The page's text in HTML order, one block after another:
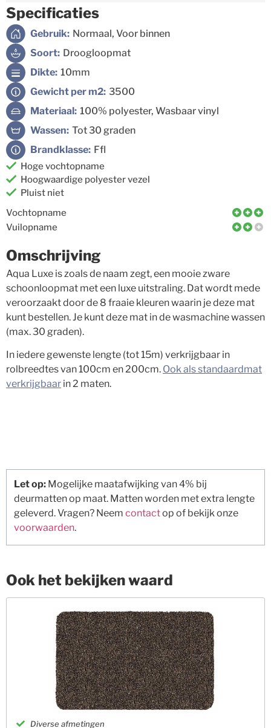
Specificaties
Gebruik: Normaal, Voor binnen
Soort: Droogloopmat
Dikte: 10mm
Gewicht per m2: 3500
Materiaal: 100% polyester, Wasbaar vinyl
Wassen: Tot 30 graden
Brandklasse: Ffl
Hoge vochtopname
Hoogwaardige polyester vezel
Pluist niet
Vochtopname
Vuilopname
Omschrijving
Aqua Luxe is zoals de naam zegt, een mooie zware
schoonloopmat met een luxe uitstraling. Dat wordt mede
veroorzaakt door de 8 fraaie kleuren waarin je deze mat
kunt bestellen. Je kunt deze mat in de wasmachine wassen
(max. 30 graden).
In iedere gewenste lengte (tot 15m) verkrijgbaar in
rolbreedtes van 100cm en 200cm. Ook als standaardmat
verkrijgbaar in 2 maten.
Let op: Mogelijke maatafwijking van 4% bij
deurmatten op maat. Matten worden met extra lengte
geleverd. Vragen? Neem contactop of bekijk onze
voorwaarden.
Ook het bekijken waard
Diverse afmetingen